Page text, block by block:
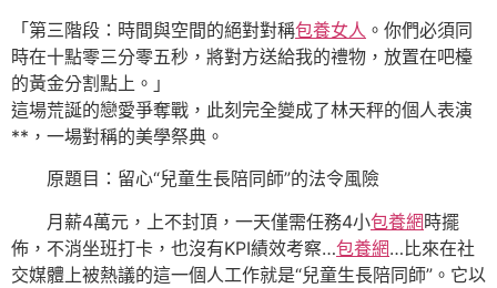
「第三階段：時間與空間的絕對對稱包養女人 。你們必須同
時在十點零三分零五秒，將對方送給我的禮物，放置在吧檯
的黃金分割點上。」
這場荒誕的戀愛爭奪戰，此刻完全變成了林天秤的個人表演
**，一場對稱的美學祭典。
原題目：留心“兒童生長陪同師”的法令風險
月薪4萬元，上不封頂，一天僅需任務4小包養網時擺
佈，不消坐班打卡，也沒有KPI績效考察…包養網…比來在社
交媒體上被熱議的這一個人工作就是“兒童生長陪同師”。它以